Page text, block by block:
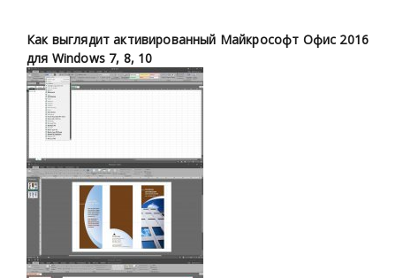
Как выглядит активированный Майкрософт Офис 2016
для Windows 7, 8, 10